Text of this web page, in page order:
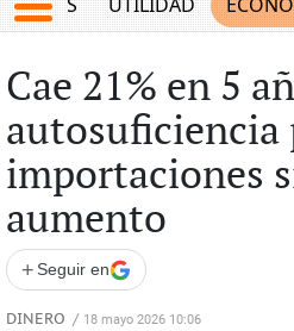
Cae 21% en 5
autosuficiencia
importaciones
aumento
+ Seguir en
DINERO / 18 mayo 2026 10:06